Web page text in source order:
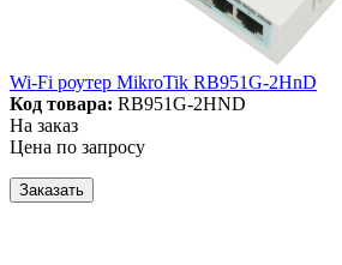
Wi-Fi роутер MikroTik RB951G-2HnD
Код товара: RB951G-2HND
На заказ
Цена по запросу
Заказать